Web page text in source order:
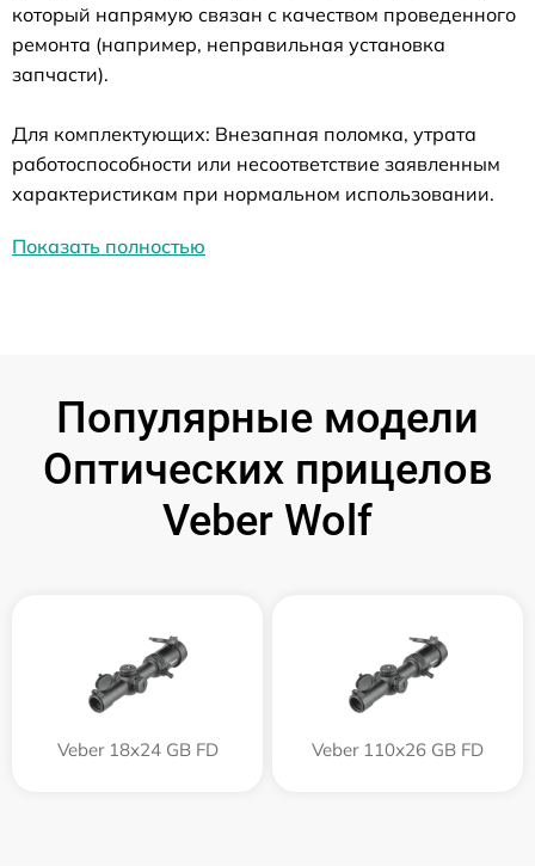
который напрямую связан с качеством проведенного
ремонта (например, неправильная установка
запчасти).
Для комплектующих: Внезапная поломка, утрата
работоспособности или несоответствие заявленным
характеристикам при нормальном использовании.
Показать полностью
Популярные модели
Оптических прицелов
Veber Wolf
Veber 18x24 GB FD Veber 110х26 GB FD